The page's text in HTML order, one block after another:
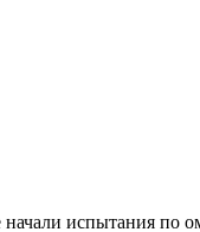
начали испытания по